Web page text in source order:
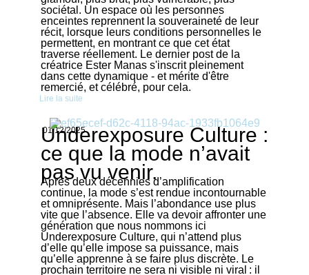
sociétal. Un espace où les personnes
enceintes reprennent la souveraineté de leur
récit, lorsque leurs conditions personnelles le
permettent, en montrant ce que cet état
traverse réellement. Le dernier post de la
créatrice Ester Manas s'inscrit pleinement
dans cette dynamique - et mérite d'être
remercié, et célébré, pour cela.
Lire la suite
01/12/2025
Underexposure Culture :
ce que la mode n’avait
pas vu venir.
Après deux décennies d’amplification
continue, la mode s’est rendue incontournable
et omniprésente. Mais l’abondance use plus
vite que l’absence. Elle va devoir affronter une
génération que nous nommons ici
Underexposure Culture, qui n’attend plus
d’elle qu’elle impose sa puissance, mais
qu’elle apprenne à se faire plus discrète. Le
prochain territoire ne sera ni visible ni viral : il